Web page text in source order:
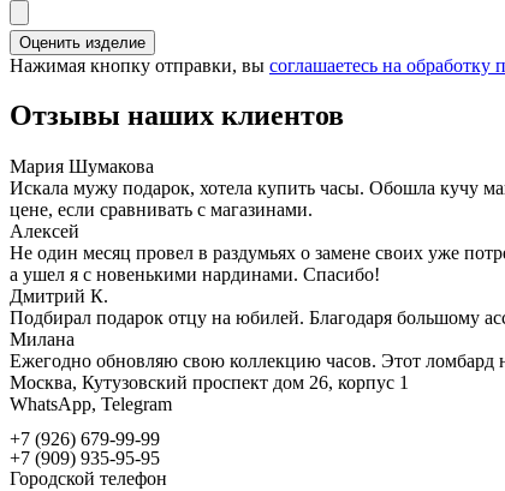
Оценить изделие
Нажимая кнопку отправки, вы соглашаетесь на
Отзывы наших клиентов
Мария Шумакова
Искала мужу подарок, хотела купить часы. Обошла кучу
цене, если сравнивать с магазинами.
Алексей
Не один месяц провел в раздумьях о замене своих уже
а ушел я с новенькими нардинами. Спасибо!
Дмитрий К.
Подбирал подарок отцу на юбилей. Благодаря большому
Милана
Ежегодно обновляю свою коллекцию часов. Этот ломбард
Москва, Кутузовский проспект дом 26, корпус 1
WhatsApp, Telegram
+7 (926) 679-99-99
+7 (909) 935-95-95
Городской телефон